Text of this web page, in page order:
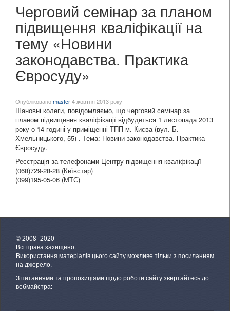
Черговий семінар за планом
підвищення кваліфікації на
тему «Новини
законодавства. Практика
Євросуду»
Опублікованоmaster4 жовтня 2013 року
Шановні колеги, повідомляємо, що черговий семінар за
планом підвищення кваліфікації відбудеться 1 листопада 2013
року о 14 годині у приміщенні ТПП м. Києва (вул. Б.
Хмельницького, 55) . Тема: Новини законодавства. Практика
Євросуду.
Реєстрація за телефонами Центру підвищення кваліфікації
(068)729-28-28 (Київстар)
(099)195-05-06 (МТС)
© 2008–2020
Всі права захищено.
Використання матеріалів цього сайту можливе тільки з посиланням
на джерело.
З питаннями та пропозиціями щодо роботи сайту звертайтесь до
вебмайстра: